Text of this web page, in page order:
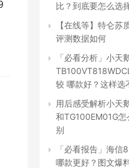
比？到底要怎么选
【在线等】特仑苏
评测数据如何
「必看分析」小天
较 哪款好？这样选
用后感受解析小天
和TG100EM01G
别
「必看报告」海
哪款更好？图文爆